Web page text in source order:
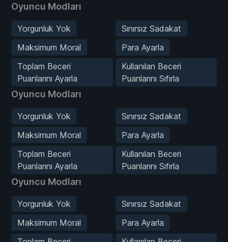
Oyuncu Modları
Yorgunluk Yok
Sınırsız Sadakat
Maksimum Moral
Para Ayarla
Toplam Beceri
Puanlarını Ayarla
Kullanılan Beceri
Puanlarını Sıfırla
Oyuncu Modları
Yorgunluk Yok
Sınırsız Sadakat
Maksimum Moral
Para Ayarla
Toplam Beceri
Puanlarını Ayarla
Kullanılan Beceri
Puanlarını Sıfırla
Oyuncu Modları
Yorgunluk Yok
Sınırsız Sadakat
Maksimum Moral
Para Ayarla